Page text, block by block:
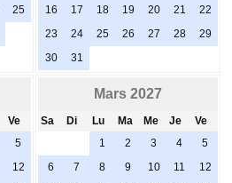
25
16
17 18 19 20 21
22
23
24 25 26 27 28
29
30
31
Ve
5
12
Mars 2027
Sa Di Lu Ma Me Je
Ve
1
2 3 4
5
6
7 8 9 10 11
12